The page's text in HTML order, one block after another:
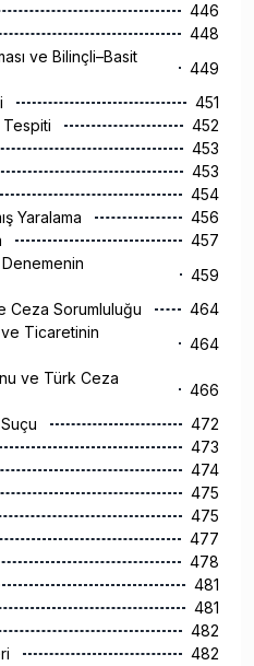
446
448
ve Bilinçli–Basit
449
451
Tespiti
452
453
453
454
Yaralama
456
457
459
Ceza Sorumluluğu
464
Ticaretinin
464
ve Türk Ceza
466
472
473
474
475
475
477
478
481
481
482
482